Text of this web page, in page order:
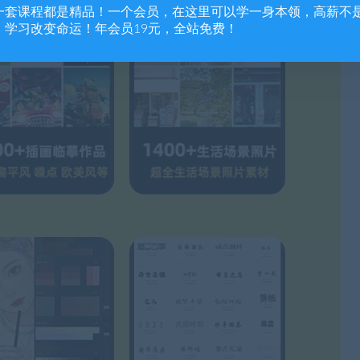
套课程都是精品！一个会员，在这里可以学一身本领，高薪不
学习改变命运！年会员19元，全站免费！